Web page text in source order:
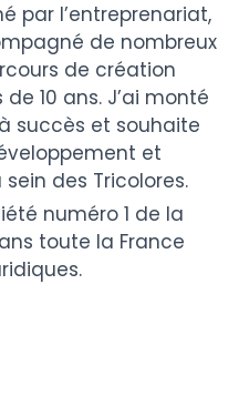
par l’entreprenariat,
de nombreux
de création
10 ans. J’ai monté
succès et souhaite
et
des Tricolores.
numéro 1 de la
toute la France